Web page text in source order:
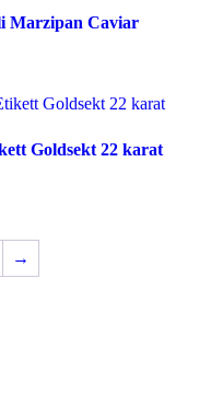
Marzipan Caviar
Goldsekt 22 karat
→